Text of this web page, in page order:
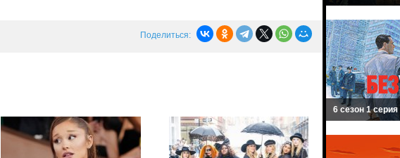
Поделиться:
6 сезон 1 серия